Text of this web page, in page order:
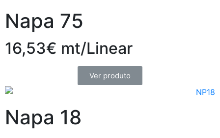
Napa 75
16,53€ mt/Linear
Ver produto
Napa 18